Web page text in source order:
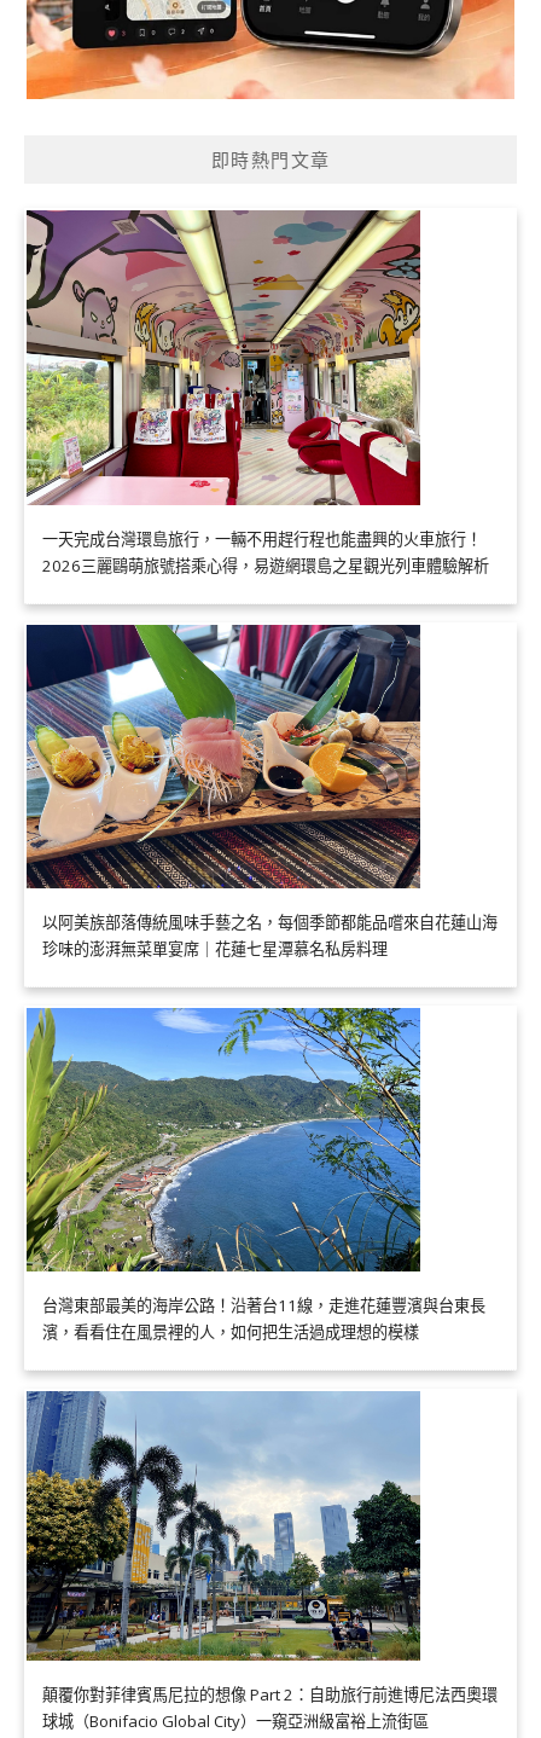
即時熱門文章
一天完成台灣環島旅行，一輛不用趕行程也能盡興的火車旅行！
2026三麗鷗萌旅號搭乘心得，易遊網環島之星觀光列車體驗解析
以阿美族部落傳統風味手藝之名，每個季節都能品嚐來自花蓮山海
珍味的澎湃無菜單宴席｜花蓮七星潭慕名私房料理
台灣東部最美的海岸公路！沿著台11線，走進花蓮豐濱與台東長
濱，看看住在風景裡的人，如何把生活過成理想的模樣
顛覆你對菲律賓馬尼拉的想像 Part 2：自助旅行前進博尼法西奧環
球城（Bonifacio Global City）一窺亞洲級富裕上流街區